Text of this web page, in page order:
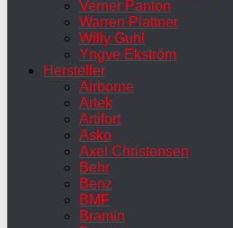
Verner Panton
Warren Plattner
Willy Guhl
Yngve Ekström
Hersteller
Airborne
Artek
Artifort
Asko
Axel Christensen
Behr
Benz
BMF
Bramin